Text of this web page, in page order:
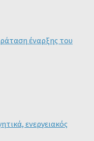
έναρξης του
ενεργειακός